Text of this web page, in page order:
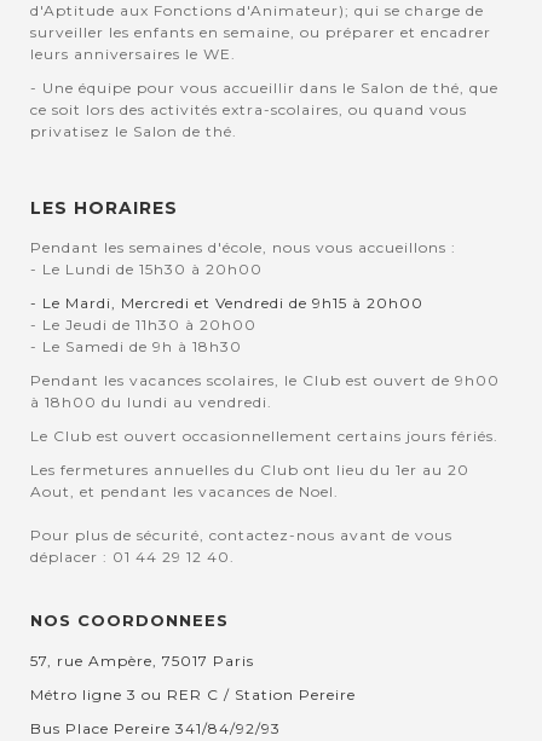
d'Aptitude aux Fonctions d'Animateur); qui se charge de
surveiller les enfants en semaine, ou préparer et encadrer
leurs anniversaires le WE.
- Une équipe pour vous accueillir dans le Salon de thé, que
ce soit lors des activités extra-scolaires, ou quand vous
privatisez le Salon de thé.
LES HORAIRES
Pendant les semaines d'école, nous vous accueillons :
- Le Lundi de 15h30 à 20h00
- Le Mardi, Mercredi et Vendredi de 9h15 à 20h00
- Le Jeudi de 11h30 à 20h00
- Le Samedi de 9h à 18h30
Pendant les vacances scolaires, le Club est ouvert de 9h00
à 18h00 du lundi au vendredi.
Le Club est ouvert occasionnellement certains jours fériés.
Les fermetures annuelles du Club ont lieu du 1er au 20
Aout, et pendant les vacances de Noel.
Pour plus de sécurité, contactez-nous avant de vous
déplacer : 01 44 29 12 40.
NOS COORDONNEES
57, rue Ampère, 75017 Paris
Métro ligne 3 ou RER C / Station Pereire
Bus Place Pereire 341/84/92/93